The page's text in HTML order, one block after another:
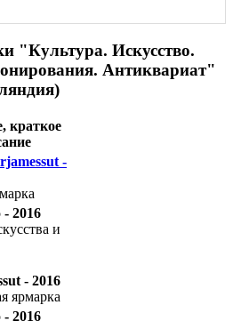
"Культура. Искусство.
Антиквариат"
краткое
-
2016
и
- 2016
ярмарка
2016